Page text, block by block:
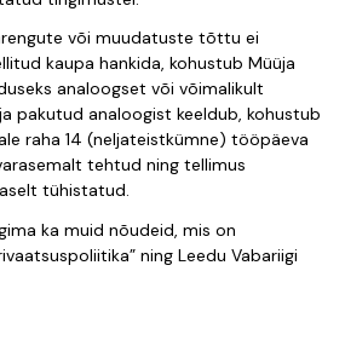
või muudatuste tõttu ei
kaupa hankida, kohustub Müüja
analoogset või võimalikult
pakutud analoogist keeldub, kohustub
raha 14 (neljateistkümne) tööpäeva
tehtud ning tellimus
tühistatud.
ka muid nõudeid, mis on
ning Leedu Vabariigi